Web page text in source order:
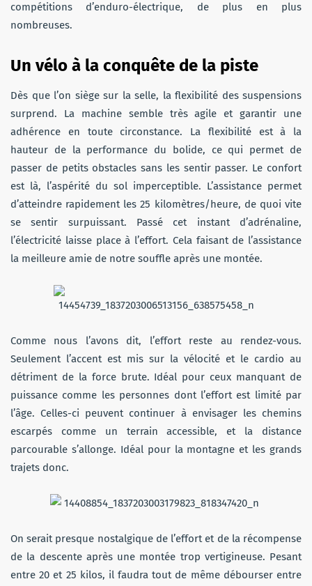
compétitions d’enduro-électrique, de plus en plus
nombreuses.
Un vélo à la conquête de la piste
Dès que l’on siège sur la selle, la flexibilité des suspensions
surprend. La machine semble très agile et garantir une
adhérence en toute circonstance. La flexibilité est à la
hauteur de la performance du bolide, ce qui permet de
passer de petits obstacles sans les sentir passer. Le confort
est là, l’aspérité du sol imperceptible. L’assistance permet
d’atteindre rapidement les 25 kilomètres/heure, de quoi vite
se sentir surpuissant. Passé cet instant d’adrénaline,
l’électricité laisse place à l’effort. Cela faisant de l’assistance
la meilleure amie de notre souffle après une montée.
Comme nous l’avons dit, l’effort reste au rendez-vous.
Seulement l’accent est mis sur la vélocité et le cardio au
détriment de la force brute. Idéal pour ceux manquant de
puissance comme les personnes dont l’effort est limité par
l’âge. Celles-ci peuvent continuer à envisager les chemins
escarpés comme un terrain accessible, et la distance
parcourable s’allonge. Idéal pour la montagne et les grands
trajets donc.
On serait presque nostalgique de l’effort et de la récompense
de la descente après une montée trop vertigineuse. Pesant
entre 20 et 25 kilos, il faudra tout de même débourser entre